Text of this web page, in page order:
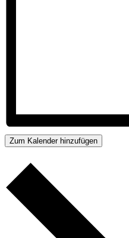
Zum Kalender hinzufügen